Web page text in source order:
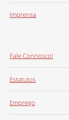
Imprensa
Fale Connosco!
Estatutos
Emprego